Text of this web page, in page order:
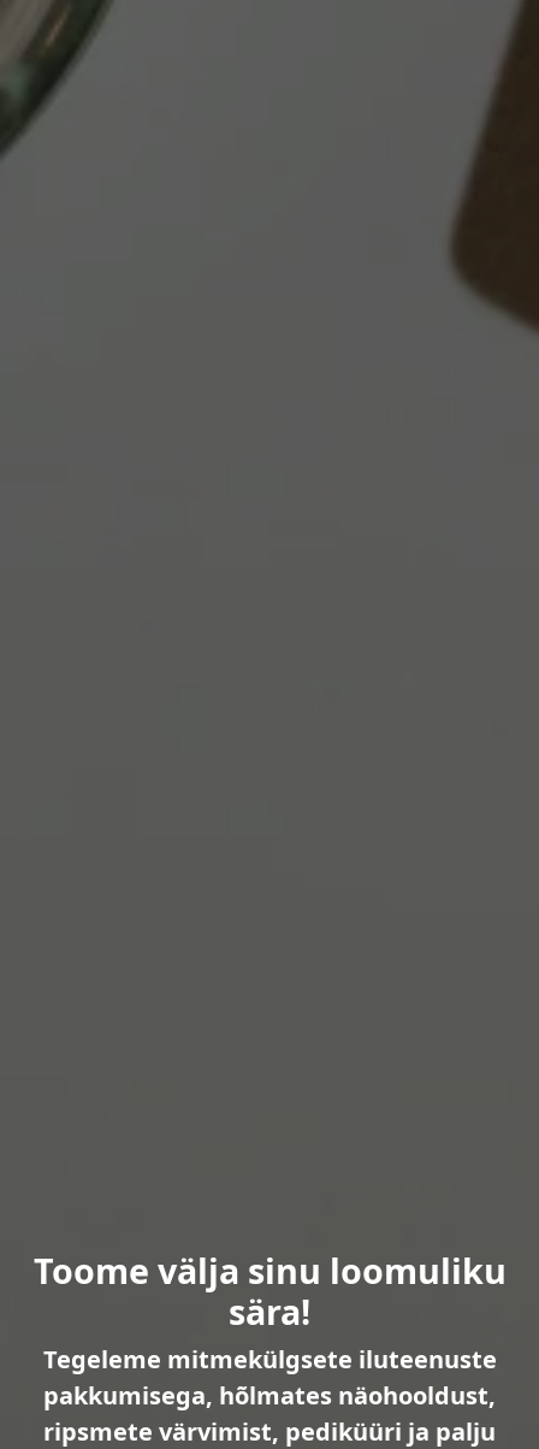
Toome välja sinu loomuliku
sära!
Tegeleme mitmekülgsete iluteenuste
pakkumisega, hõlmates näohooldust,
ripsmete värvimist, pediküüri ja palju